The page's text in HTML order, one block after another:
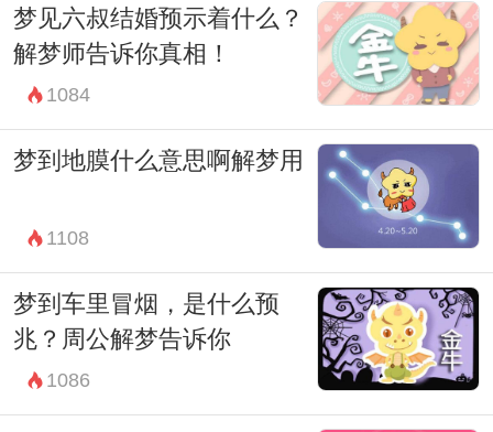
梦见六叔结婚预示着什么？
解梦师告诉你真相！
1084
梦到地膜什么意思啊解梦用
1108
梦到车里冒烟，是什么预
兆？周公解梦告诉你
1086